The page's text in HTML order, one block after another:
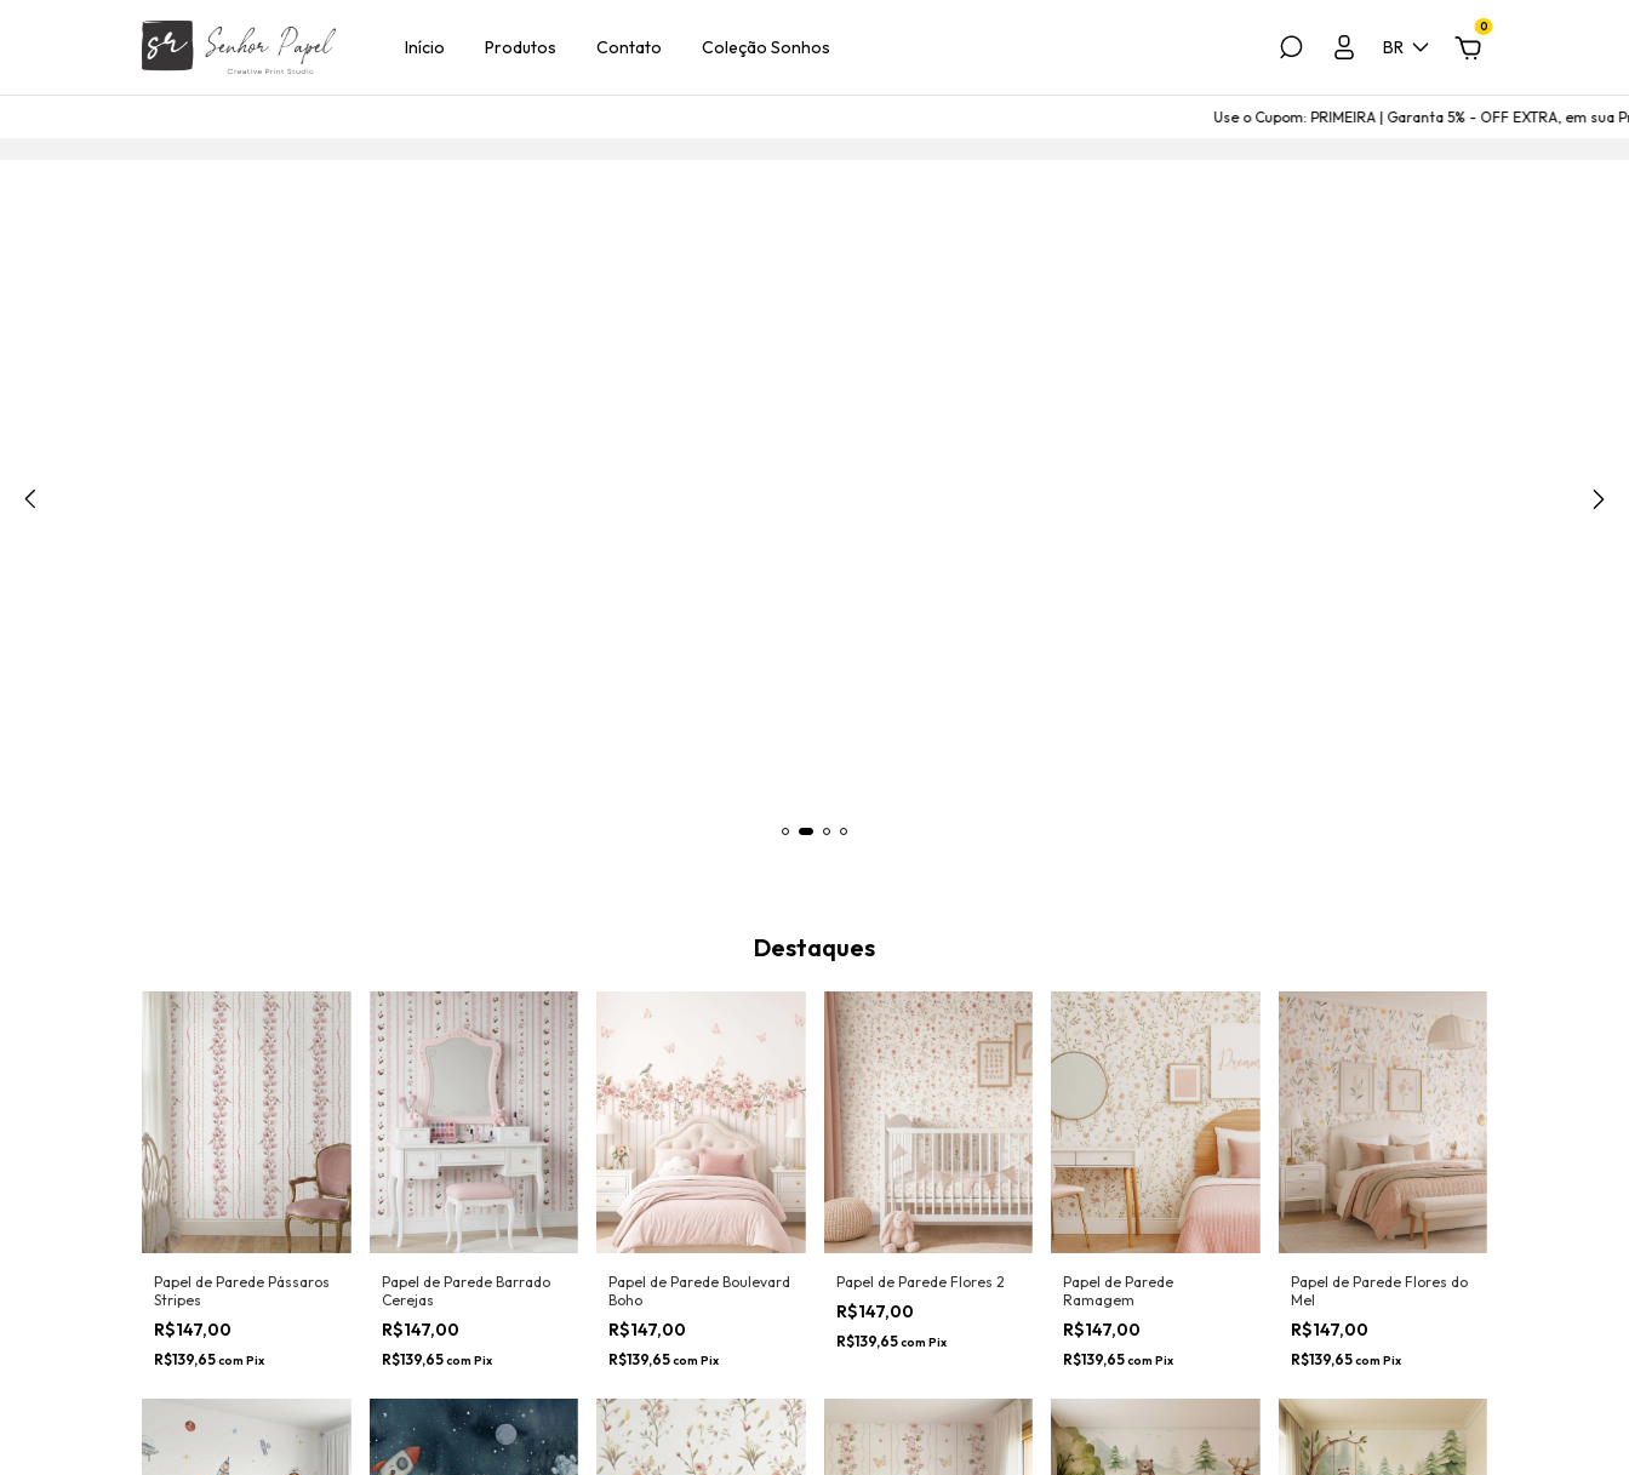
Início Produtos Contato Coleção Sonhos BR
0
Use o Cupom: PRIMEIRA | Garanta 5% - OFF EXTRA, em sua Primeira Compra
Destaques
Papel de Parede Pássaros
Stripes
R$147,00
R$139,65comPix
Papel de Parede Barrado
Cerejas
R$147,00
R$139,65comPix
Papel de Parede Boulevard
Boho
R$147,00
R$139,65comPix
Papel de Parede Flores 2
R$147,00
Papel de Parede
Ramagem
R$147,00
R$139,65comPix
Papel de Parede Flores do
Mel
R$147,00
R$139,65comPix